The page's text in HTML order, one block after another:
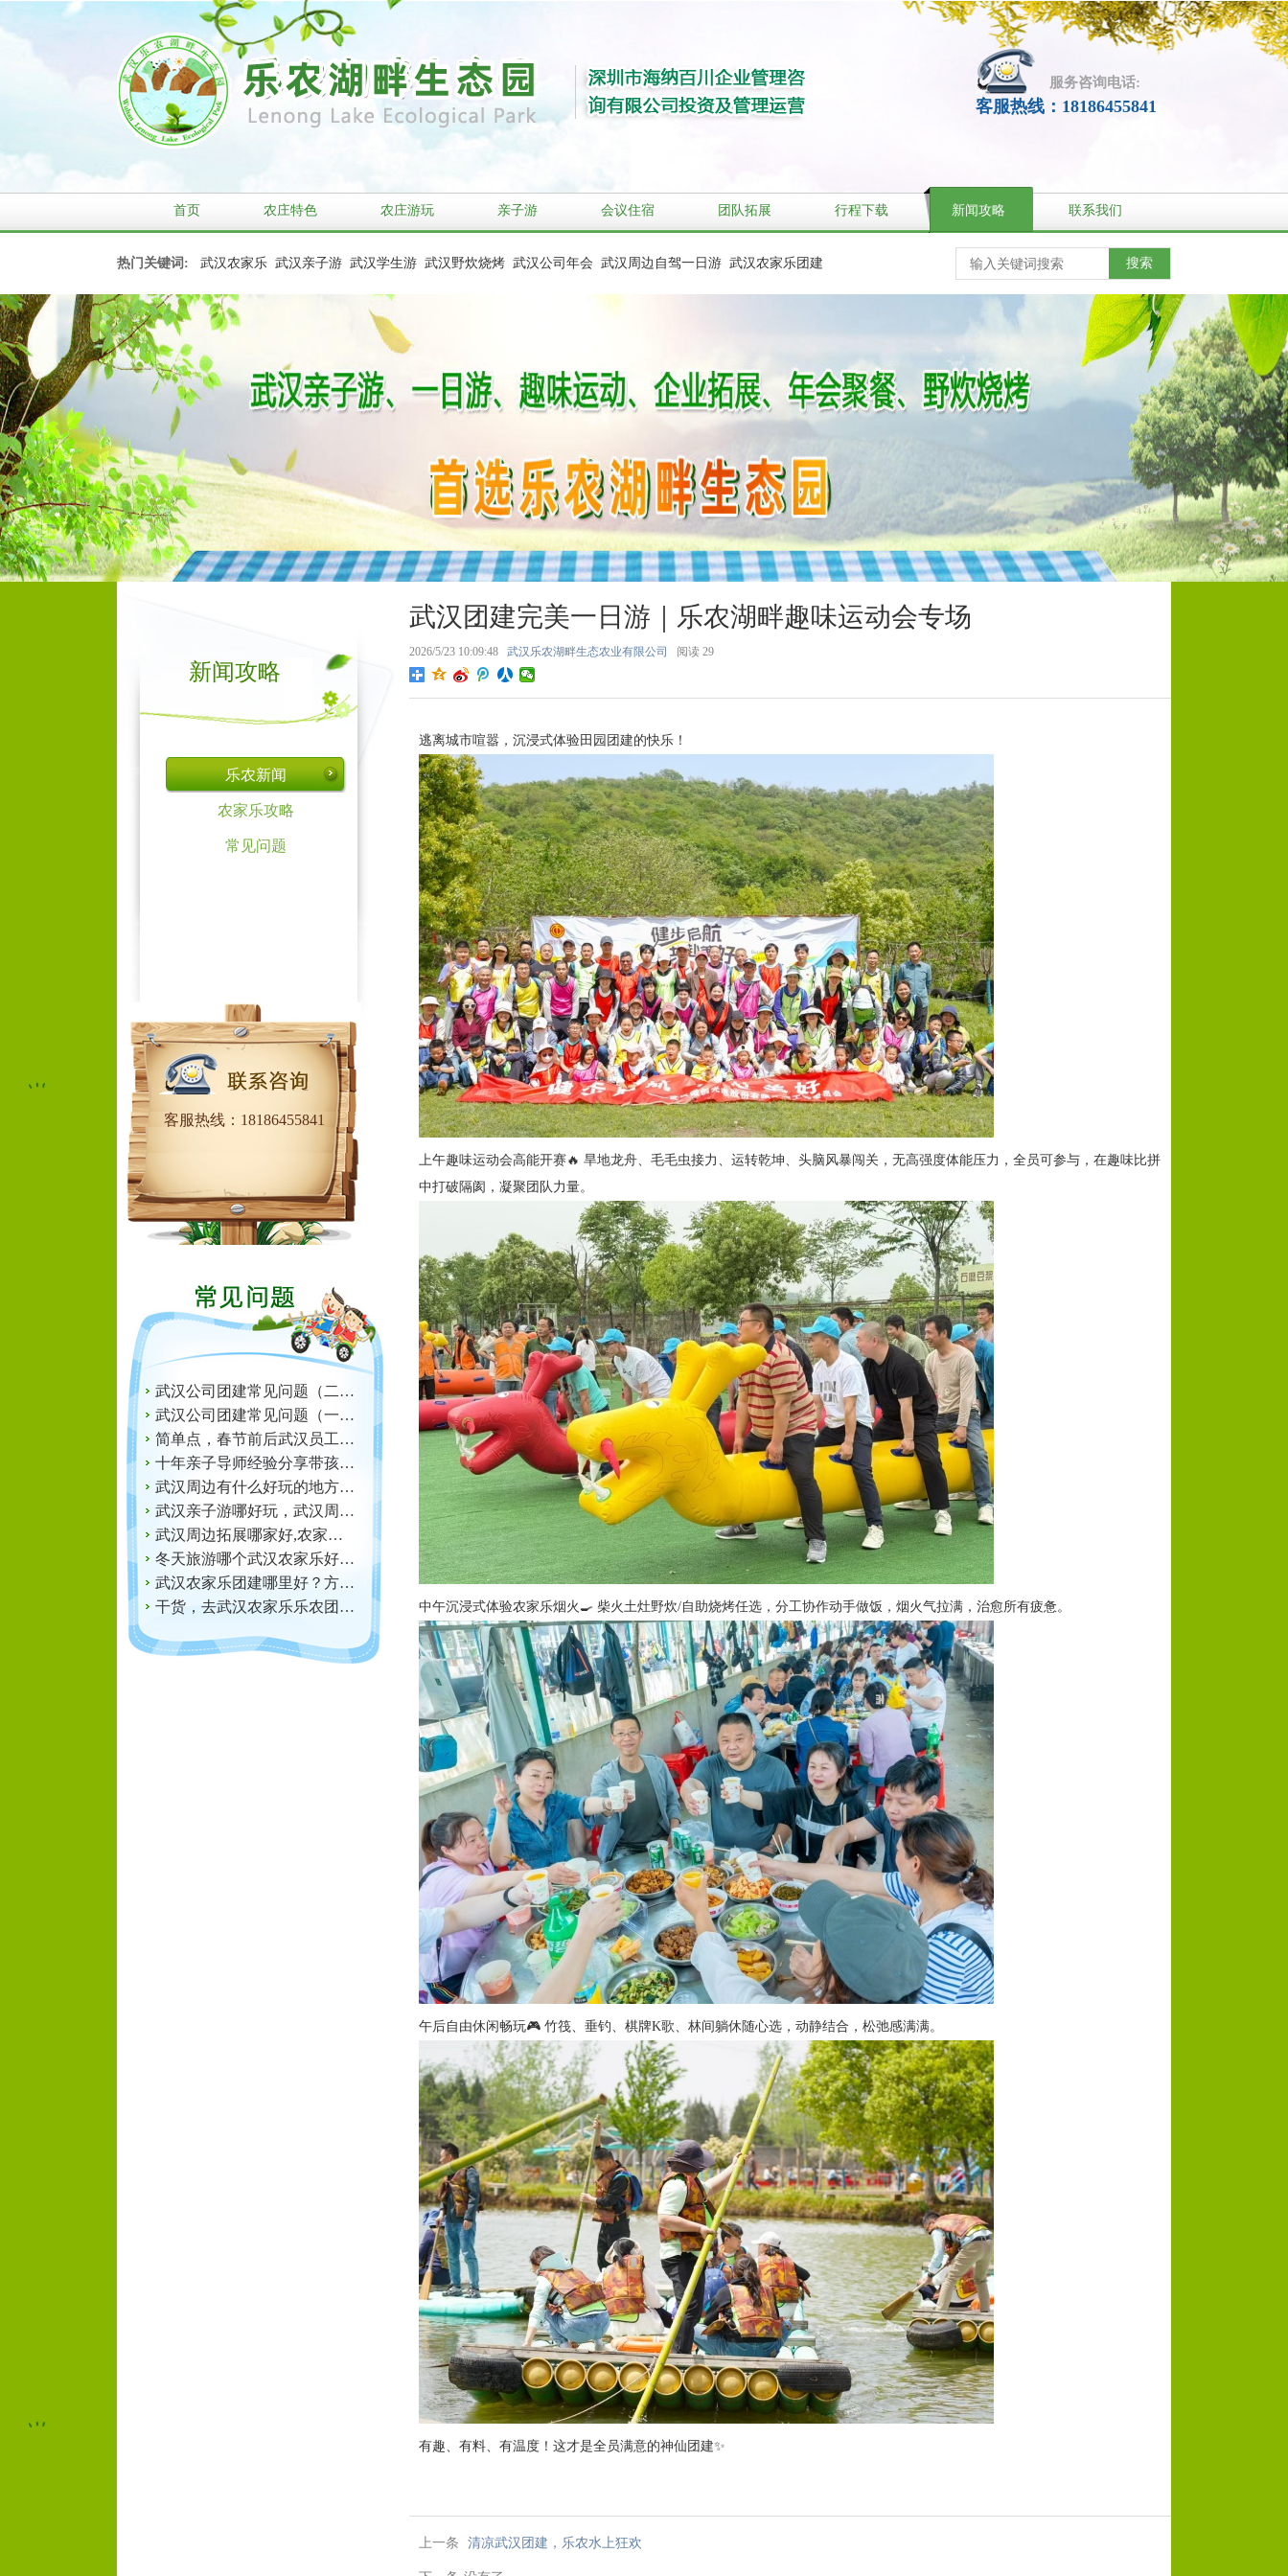
服务咨询电话:
客服热线：18186455841
首页 农庄特色 农庄游玩 亲子游 会议住宿 团队拓展 行程下载 新闻攻略 联系我们
热门关键词: 武汉农家乐 武汉亲子游 武汉学生游 武汉野炊烧烤 武汉公司年会 武汉周边自驾一日游 武汉农家乐团建
新闻攻略
乐农新闻
农家乐攻略
常见问题
客服热线：18186455841
武汉公司团建常见问题（二…
武汉公司团建常见问题（一…
简单点，春节前后武汉员工…
十年亲子导师经验分享带孩…
武汉周边有什么好玩的地方…
武汉亲子游哪好玩，武汉周…
武汉周边拓展哪家好,农家…
冬天旅游哪个武汉农家乐好…
武汉农家乐团建哪里好？方…
干货，去武汉农家乐乐农团…
武汉团建完美一日游｜乐农湖畔趣味运动会专场
2026/5/23 10:09:48 武汉乐农湖畔生态农业有限公司 阅读 29
逃离城市喧嚣，沉浸式体验田园团建的快乐！
上午趣味运动会高能开赛🔥 旱地龙舟、毛毛虫接力、运转乾坤、头脑风暴闯关，无高强度体能压力，全员可参与，在趣味比拼
中打破隔阂，凝聚团队力量。
中午沉浸式体验农家乐烟火🍳 柴火土灶野炊/自助烧烤任选，分工协作动手做饭，烟火气拉满，治愈所有疲惫。
午后自由休闲畅玩🎮 竹筏、垂钓、棋牌K歌、林间躺休随心选，动静结合，松弛感满满。
有趣、有料、有温度！这才是全员满意的神仙团建✨
上一条 清凉武汉团建，乐农水上狂欢